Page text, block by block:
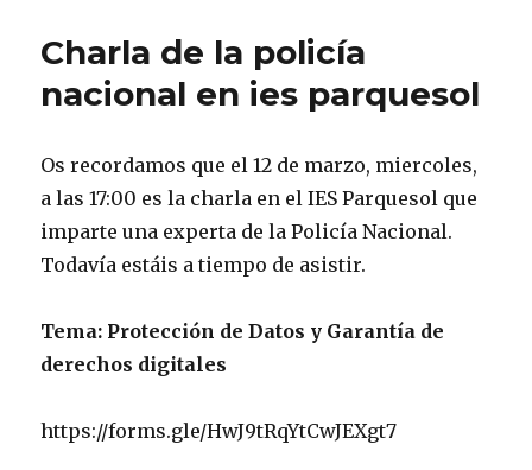
Charla de la policía
nacional en ies parquesol
Os recordamos que el 12 de marzo, miercoles,
a las 17:00 es la charla en el IES Parquesol que
imparte una experta de la Policía Nacional.
Todavía estáis a tiempo de asistir.
Tema: Protección de Datos y Garantía de
derechos digitales
https://forms.gle/HwJ9tRqYtCwJEXgt7